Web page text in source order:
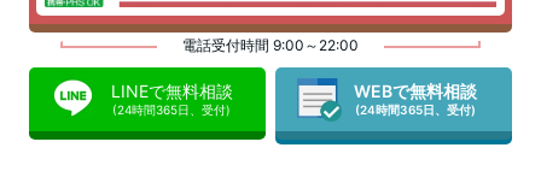
電話受付時間 9:00～22:00
LINEで無料相談
(24時間365日、受付)
WEBで無料相談
(24時間365日、受付)